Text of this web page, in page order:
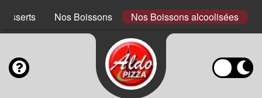
Nos Boissons Nos Boissons alcoolisées